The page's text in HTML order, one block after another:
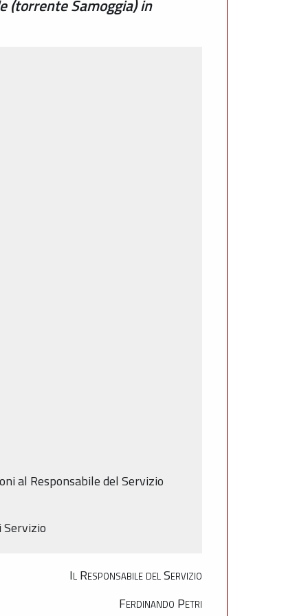
(torrente Samoggia) in
al Responsabile del Servizio
Il Responsabile del Servizio
Ferdinando Petri